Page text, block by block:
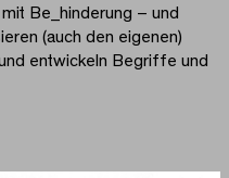
Be_hinderung – und
(auch den eigenen)
entwickeln Begriffe und